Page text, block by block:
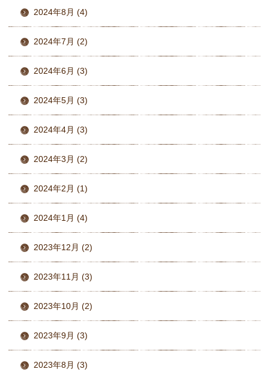
2024年8月 (4)
2024年7月 (2)
2024年6月 (3)
2024年5月 (3)
2024年4月 (3)
2024年3月 (2)
2024年2月 (1)
2024年1月 (4)
2023年12月 (2)
2023年11月 (3)
2023年10月 (2)
2023年9月 (3)
2023年8月 (3)